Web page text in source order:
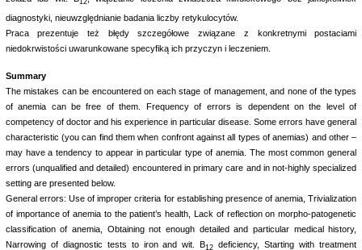
12
diagnostyki, nieuwzględnianie badania liczby retykulocytów.
Praca prezentuje też błędy szczegółowe związane z konkretnymi postaciami
niedokrwistości uwarunkowane specyfiką ich przyczyn i leczeniem.
Summary
The mistakes can be encountered on each stage of management, and none of the types
of anemia can be free of them. Frequency of errors is dependent on the level of
competency of doctor and his experience in particular disease. Some errors have general
characteristic (you can find them when confront against all types of anemias) and other –
may have a tendency to appear in particular type of anemia. The most common general
errors (unqualified and detailed) encountered in primary care and in not-highly specialized
setting are presented below.
General errors: Use of improper criteria for establishing presence of anemia, Trivialization
of importance of anemia to the patient’s health, Lack of reflection on morpho-patogenetic
classification of anemia, Obtaining not enough detailed and particular medical history,
Narrowing of diagnostic tests to iron and wit. B12 deficiency, Starting with treatment